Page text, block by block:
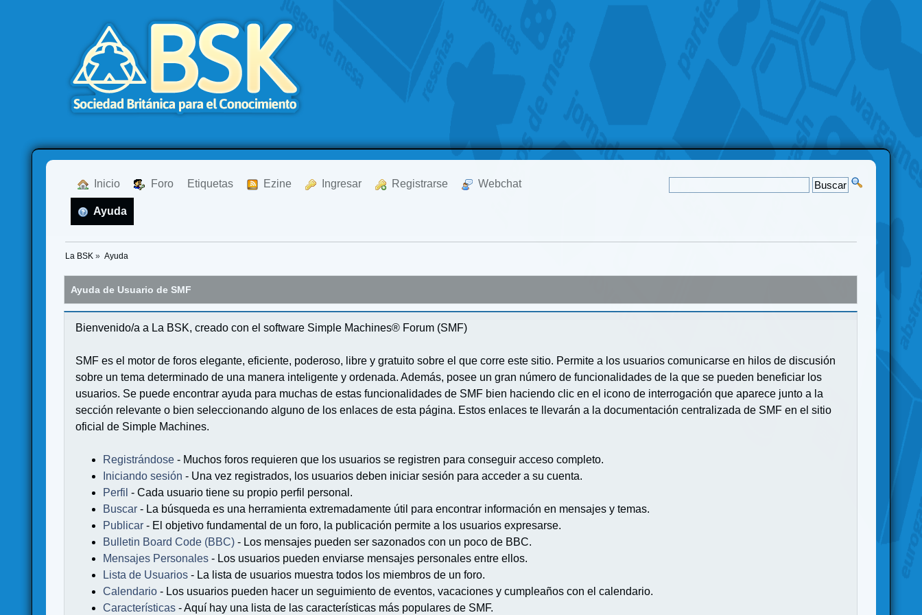
Inicio Foro Etiquetas Ezine Ingresar Registrarse Webchat
Ayuda
La BSK » Ayuda
Ayuda de Usuario de SMF
Bienvenido/a a La BSK, creado con el software Simple Machines® Forum (SMF)
SMF es el motor de foros elegante, eficiente, poderoso, libre y gratuito sobre el que corre este sitio. Permite a los usuarios comunicarse en hilos de discusión
sobre un tema determinado de una manera inteligente y ordenada. Además, posee un gran número de funcionalidades de la que se pueden beneficiar los
usuarios. Se puede encontrar ayuda para muchas de estas funcionalidades de SMF bien haciendo clic en el icono de interrogación que aparece junto a la
sección relevante o bien seleccionando alguno de los enlaces de esta página. Estos enlaces te llevarán a la documentación centralizada de SMF en el sitio
oficial de Simple Machines.
Registrándose - Muchos foros requieren que los usuarios se registren para conseguir acceso completo.
Iniciando sesión - Una vez registrados, los usuarios deben iniciar sesión para acceder a su cuenta.
Perfil - Cada usuario tiene su propio perfil personal.
Buscar - La búsqueda es una herramienta extremadamente útil para encontrar información en mensajes y temas.
Publicar - El objetivo fundamental de un foro, la publicación permite a los usuarios expresarse.
Bulletin Board Code (BBC)- Los mensajes pueden ser sazonados con un poco de BBC.
Mensajes Personales - Los usuarios pueden enviarse mensajes personales entre ellos.
Lista de Usuarios - La lista de usuarios muestra todos los miembros de un foro.
Calendario - Los usuarios pueden hacer un seguimiento de eventos, vacaciones y cumpleaños con el calendario.
Características - Aquí hay una lista de las características más populares de SMF.